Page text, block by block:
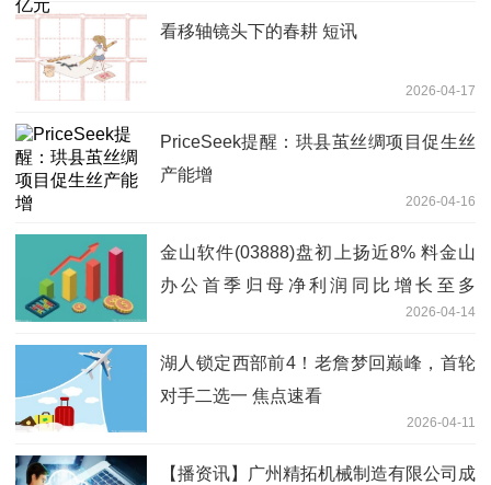
看移轴镜头下的春耕 短讯
2026-04-17
PriceSeek提醒：珙县茧丝绸项目促生丝
产能增
2026-04-16
金山软件(03888)盘初上扬近8% 料金山
办公首季归母净利润同比增长至多
2026-04-14
湖人锁定西部前4！老詹梦回巅峰，首轮
对手二选一 焦点速看
2026-04-11
【播资讯】广州精拓机械制造有限公司成